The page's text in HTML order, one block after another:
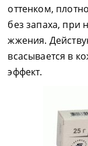
оттенком,
без запаха, при
жжения.
всасывается в
эффект.